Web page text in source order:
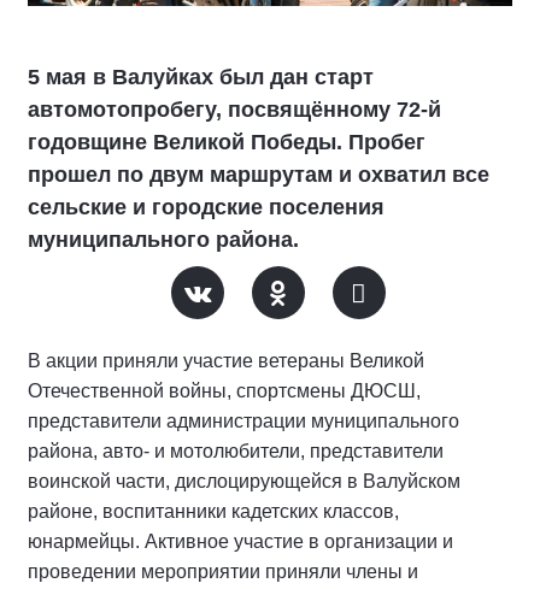
5 мая в Валуйках был дан старт
автомотопробегу, посвящённому 72-й
годовщине Великой Победы. Пробег
прошел по двум маршрутам и охватил все
сельские и городские поселения
муниципального района.
В акции приняли участие ветераны Великой
Отечественной войны, спортсмены ДЮСШ,
представители администрации муниципального
района, авто- и мотолюбители, представители
воинской части, дислоцирующейся в Валуйском
районе, воспитанники кадетских классов,
юнармейцы. Активное участие в организации и
проведении мероприятии приняли члены и